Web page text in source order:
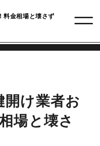
料金相場と壊さず
開け業者お
場と壊さ